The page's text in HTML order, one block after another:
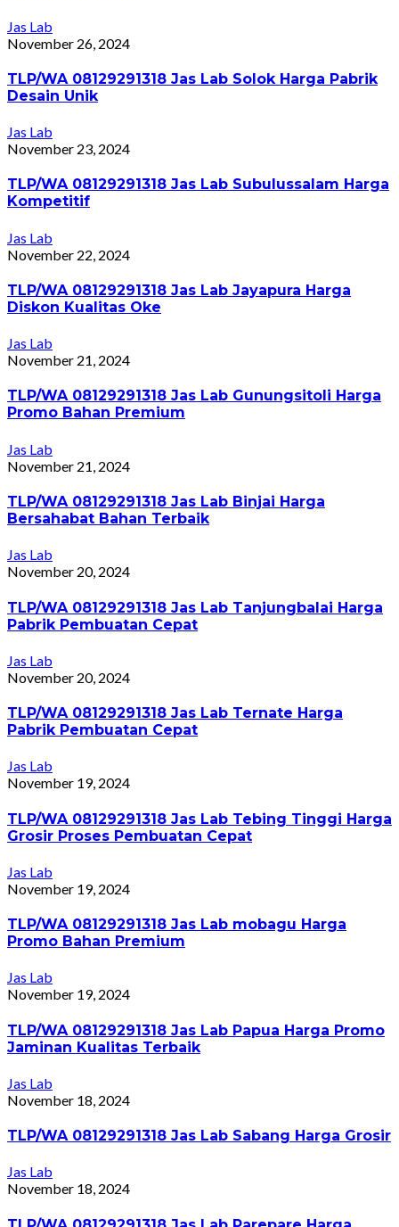
Jas Lab
November 26, 2024
TLP/WA 08129291318 Jas Lab Solok Harga Pabrik
Desain Unik
Jas Lab
November 23, 2024
TLP/WA 08129291318 Jas Lab Subulussalam Harga
Kompetitif
Jas Lab
November 22, 2024
TLP/WA 08129291318 Jas Lab Jayapura Harga
Diskon Kualitas Oke
Jas Lab
November 21, 2024
TLP/WA 08129291318 Jas Lab Gunungsitoli Harga
Promo Bahan Premium
Jas Lab
November 21, 2024
TLP/WA 08129291318 Jas Lab Binjai Harga
Bersahabat Bahan Terbaik
Jas Lab
November 20, 2024
TLP/WA 08129291318 Jas Lab Tanjungbalai Harga
Pabrik Pembuatan Cepat
Jas Lab
November 20, 2024
TLP/WA 08129291318 Jas Lab Ternate Harga
Pabrik Pembuatan Cepat
Jas Lab
November 19, 2024
TLP/WA 08129291318 Jas Lab Tebing Tinggi Harga
Grosir Proses Pembuatan Cepat
Jas Lab
November 19, 2024
TLP/WA 08129291318 Jas Lab mobagu Harga
Promo Bahan Premium
Jas Lab
November 19, 2024
TLP/WA 08129291318 Jas Lab Papua Harga Promo
Jaminan Kualitas Terbaik
Jas Lab
November 18, 2024
TLP/WA 08129291318 Jas Lab Sabang Harga Grosir
Jas Lab
November 18, 2024